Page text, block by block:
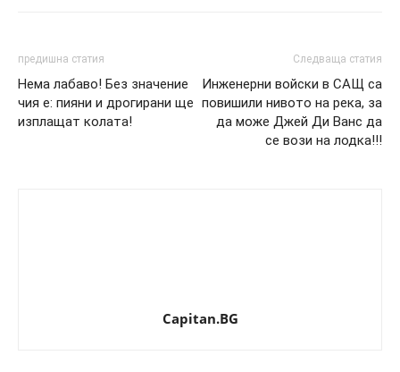
предишна статия
Нема лабаво! Без значение
чия е: пияни и дрогирани ще
изплащат колата!
Следваща статия
Инженерни войски в САЩ са
повишили нивото на река, за
да може Джей Ди Ванс да
се вози на лодка!!!
Capitan.BG